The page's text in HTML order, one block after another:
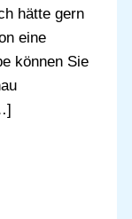
hätte gern
eine
können Sie